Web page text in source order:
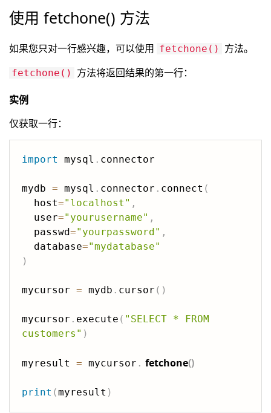
使用 fetchone() 方法
如果您只对一行感兴趣，可以使用 fetchone() 方法。
fetchone() 方法将返回结果的第一行：
实例
仅获取一行：
import mysql . connector
mydb = mysql . connector . connect (
  host
="localhost" ,
  user
="yourusername" ,
  passwd
="yourpassword" ,
  database
="mydatabase"
)
mycursor = mydb . cursor ( )
mycursor . execute ( "SELECT * FROM
customers" )
myresult = mycursor . fetchone()
print (myresult )